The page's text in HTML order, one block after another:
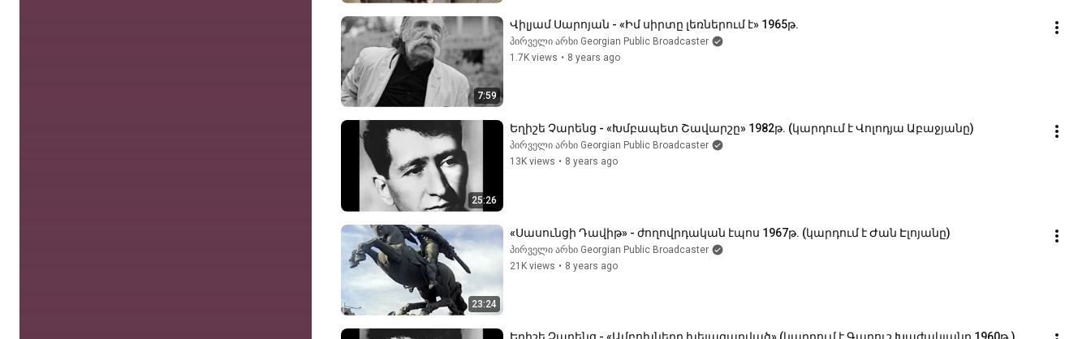
7:59
Վիլյամ Սարոյան - «Իմ սիրտը լեռներում է» 1965թ.
პირველი არხი Georgian Public Broadcaster
1.7K views • 8 years ago
25:26
Եղիշե Չարենց - «Խմբապետ Շավարշը» 1982թ. (կարդում է Վոլոդյա Աբաջյանը)
პირველი არხი Georgian Public Broadcaster
13K views • 8 years ago
23:24
«Սասունցի Դավիթ» - ժողովրդական էպոս 1967թ. (կարդում է Ժան Էլոյանը)
პირველი არხი Georgian Public Broadcaster
21K views • 8 years ago